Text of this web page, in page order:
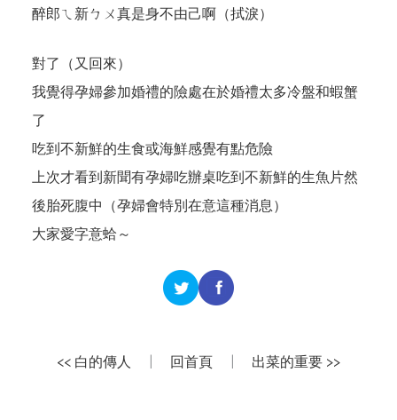
醉郎ㄟ新ㄅㄨ真是身不由己啊（拭淚）
對了（又回來）
我覺得孕婦參加婚禮的險處在於婚禮太多冷盤和蝦蟹
了
吃到不新鮮的生食或海鮮感覺有點危險
上次才看到新聞有孕婦吃辦桌吃到不新鮮的生魚片然
後胎死腹中（孕婦會特別在意這種消息）
大家愛字意蛤～
<< 白的傳人 回首頁 出菜的重要 >>